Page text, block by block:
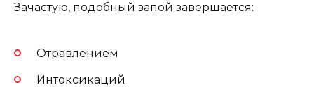
Зачастую, подобный запой завершается:
Отравлением
Интоксикаций